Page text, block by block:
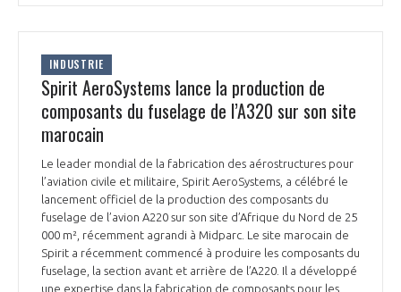
EMPLOI & FORMATION
ENVIRONNEMENT
INNOVATION
INTERNATIONALISATION
RAPPORTS D'ACTIVITÉS
INDUSTRIE
Spirit AeroSystems lance la production de
composants du fuselage de l’A320 sur son site
marocain
Le leader mondial de la fabrication des aérostructures pour
l’aviation civile et militaire, Spirit AeroSystems, a célébré le
lancement officiel de la production des composants du
fuselage de l’avion A220 sur son site d’Afrique du Nord de 25
000 m², récemment agrandi à Midparc. Le site marocain de
Spirit a récemment commencé à produire les composants du
fuselage, la section avant et arrière de l’A220. Il a développé
une expertise dans la fabrication de composants pour les